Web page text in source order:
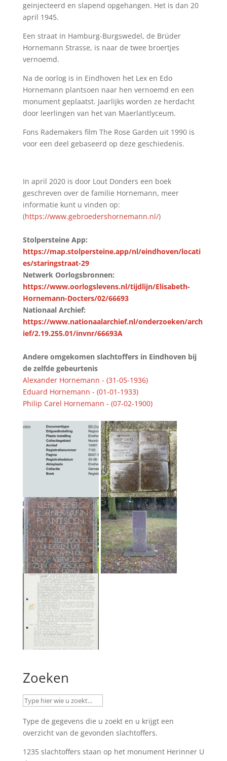
geinjecteerd en slapend opgehangen. Het is dan 20
april 1945.
Een straat in Hamburg-Burgswedel, de Brüder
Hornemann Strasse, is naar de twee broertjes
vernoemd.
Na de oorlog is in Eindhoven het Lex en Edo
Hornemann plantsoen naar hen vernoemd en een
monument geplaatst. Jaarlijks worden ze herdacht
door leerlingen van het van Maerlantlyceum.
Fons Rademakers film The Rose Garden uit 1990 is
voor een deel gebaseerd op deze geschiedenis.
In april 2020 is door Lout Donders een boek
geschreven over de familie Hornemann, meer
informatie kunt u vinden op:
(https://www.gebroedershornemann.nl/)
Stolpersteine App:
https://map.stolpersteine.app/nl/eindhoven/locati
es/staringstraat-29
Netwerk Oorlogsbronnen:
https://www.oorlogslevens.nl/tijdlijn/Elisabeth-
Hornemann-Docters/02/66693
Nationaal Archief:
https://www.nationaalarchief.nl/onderzoeken/arch
ief/2.19.255.01/invnr/66693A
Andere omgekomen slachtoffers in Eindhoven bij
de zelfde gebeurtenis
Alexander Hornemann - (31-05-1936)
Eduard Hornemann - (01-01-1933)
Philip Carel Hornemann - (07-02-1900)
Zoeken
Type de gegevens die u zoekt en u krijgt een
overzicht van de gevonden slachtoffers.
1235 slachtoffers staan op het monument Herinner U